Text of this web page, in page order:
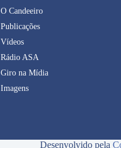
O Candeeiro
Publicações
Vídeos
Rádio ASA
Giro na Mídia
Imagens
Desenvolvido pela